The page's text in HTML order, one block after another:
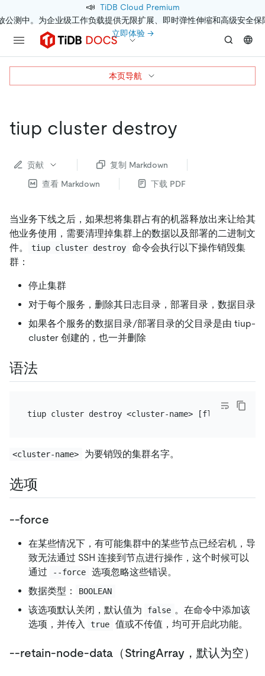
📣 TiDB Cloud Premium
公测中。为企业级工作负载提供无限扩展、即时弹性伸缩和高级安全保
立即体验 →
tiup cluster destroy
贡献
复制 Markdown
查看 Markdown
下载 PDF
当业务下线之后，如果想将集群占有的机器释放出来让给其
他业务使用，需要清理掉集群上的数据以及部署的二进制文
件。
tiup cluster destroy
命令会执行以下操作销毁集
群：
停止集群
对于每个服务，删除其日志目录，部署目录，数据目录
如果各个服务的数据目录/部署目录的父目录是由 tiup-
cluster 创建的，也一并删除
语法
<cluster-name> 为要销毁的集群名字。
选项
--force
在某些情况下，有可能集群中的某些节点已经宕机，导
致无法通过 SSH 连接到节点进行操作，这个时候可以
通过
--force
选项忽略这些错误。
数据类型：
BOOLEAN
该选项默认关闭，默认值为 false 。在命令中添加该
选项，并传入
true 值或不传值，均可开启此功能。
--retain-node-data（StringArray，默认为空）
本页导航